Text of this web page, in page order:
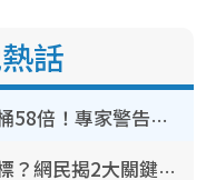
話
行李清潔｜車轆污糟過馬桶58倍！專家警告忌用酒精抹 教1招免污手除菌
裝修拆鐵閘隨時變賊人目標？網民揭2大關鍵用途：裝新式等於白裝？附新舊鐵閘分別